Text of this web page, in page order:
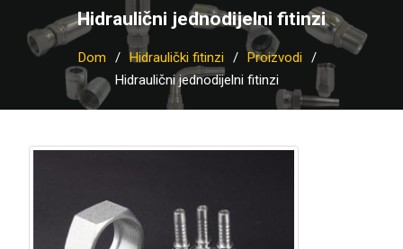
Hidraulični jednodijelni fitinzi
Dom Hidraulički fitinzi
Proizvodi
Hidraulični jednodijelni fitinzi